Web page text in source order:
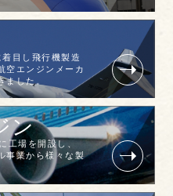
目し飛行機製造
空エンジンメーカ
ました。
ン
工場を開設し、
事業から様々な製